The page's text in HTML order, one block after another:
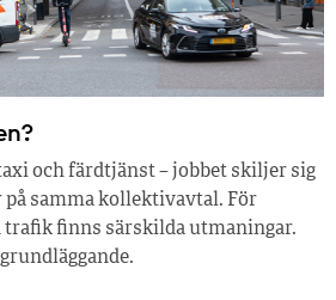
och färdtjänst – jobbet skiljer sig
på samma kollektivavtal. För
finns särskilda utmaningar.